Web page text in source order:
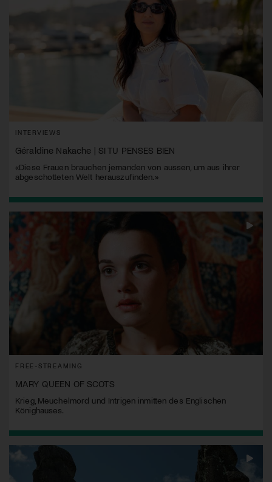
INTERVIEWS
Géraldine Nakache | SI TU PENSES BIEN
«Diese Frauen brauchen jemanden von aussen, um aus ihrer
abgeschotteten Welt herauszufinden.»
FREE-STREAMING
MARY QUEEN OF SCOTS
Krieg, Meuchelmord und Intrigen inmitten des Englischen
Könighauses.